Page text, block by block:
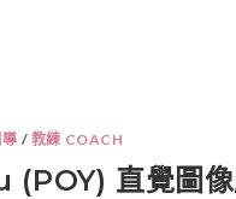
/ 教練 COACH
直覺圖像